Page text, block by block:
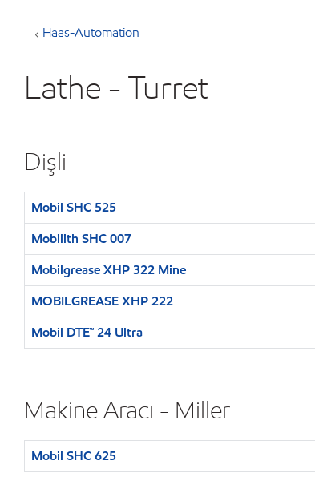
Haas-Automation
Lathe - Turret
Dişli
Mobil SHC 525
Mobilith SHC 007
Mobilgrease XHP 322 Mine
MOBILGREASE XHP 222
Mobil DTE™ 24 Ultra
Makine Aracı - Miller
Mobil SHC 625